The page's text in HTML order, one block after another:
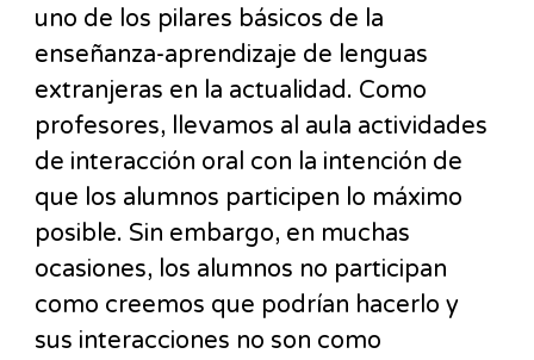
uno de los pilares básicos de la
enseñanza-aprendizaje de lenguas
extranjeras en la actualidad. Como
profesores, llevamos al aula actividades
de interacción oral con la intención de
que los alumnos participen lo máximo
posible. Sin embargo, en muchas
ocasiones, los alumnos no participan
como creemos que podrían hacerlo y
sus interacciones no son como